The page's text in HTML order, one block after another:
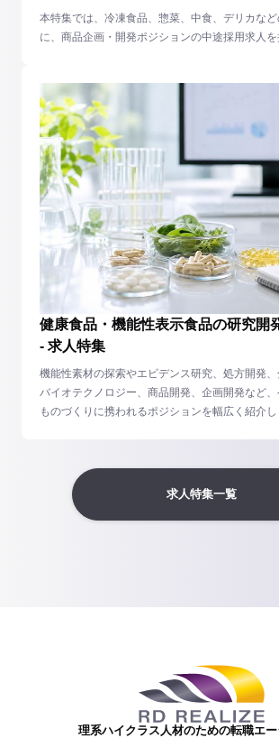
本特集では、冷凍食品、惣菜、中食、デリカな
に、商品企画・開発ポジションの中途採用求人を
健康食品・機能性表示食品の研究開
- 求人特集
機能性素材の探索やエビデンス研究、処方開発、
バイオテクノロジー、商品開発、企画開発など
ものづくりに携われるポジションを幅広く紹介し
求人特集一覧
理系ハイクラス人材のための転職エー